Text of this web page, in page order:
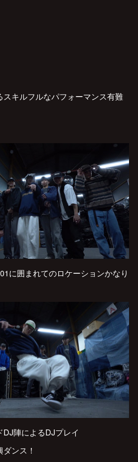
キルフルなパフォーマンス有難
に囲まれてのロケーションかなり
陣によるDJプレイ
ンス！